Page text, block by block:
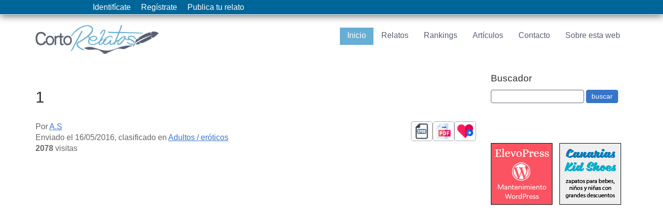
Identifícate Regístrate Publica tu relato
Inicio Relatos Rankings Artículos Contacto Sobre esta web
1
PorA.S
Enviado el 16/05/2016, clasificado en Adultos / eróticos
2078 visitas
Buscador